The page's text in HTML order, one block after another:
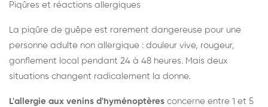
Piqûres et réactions allergiques
La piqûre de guêpe est rarement dangereuse pour une
personne adulte non allergique : douleur vive, rougeur,
gonflement local pendant 24 à 48 heures. Mais deux
situations changent radicalement la donne.
L'allergie aux venins d'hyménoptères concerne entre 1 et 5